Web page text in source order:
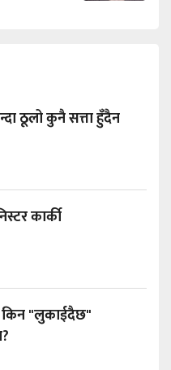
ठूलो कुनै सत्ता हुँदैन
कार्की
"लुकाईदैछ"